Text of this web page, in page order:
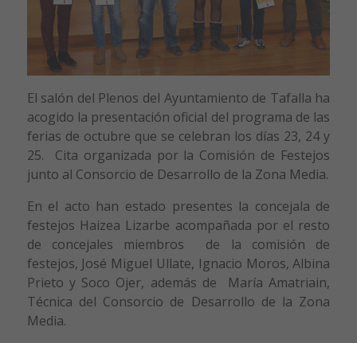
El salón del Plenos del Ayuntamiento de Tafalla ha
acogido la presentación oficial del programa de las
ferias de octubre que se celebran los días 23, 24 y
25. Cita organizada por la Comisión de Festejos
junto al Consorcio de Desarrollo de la Zona Media.
En el acto han estado presentes la concejala de
festejos Haizea Lizarbe acompañada por el resto
de concejales miembros de la comisión de
festejos, José Miguel Ullate, Ignacio Moros, Albina
Prieto y Soco Ojer, además de María Amatriain,
Técnica del Consorcio de Desarrollo de la Zona
Media.